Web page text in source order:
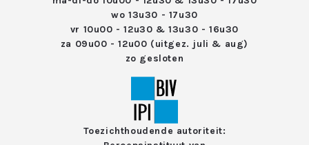
wo 13u30 - 17u30
vr 10u00 - 12u30 & 13u30 - 16u30
za 09u00 - 12u00 (uitgez. juli & aug)
zo gesloten
Toezichthoudende autoriteit: